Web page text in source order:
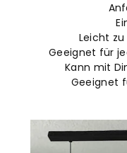
Leicht
Geeignet für
Kann mit
Geeignet